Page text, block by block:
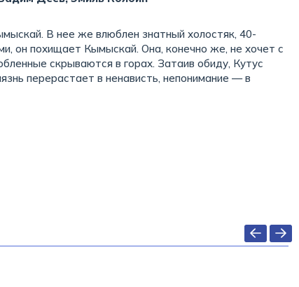
В нее же влюблен знатный холостяк, 40-
он похищает Кымыскай. Она, конечно же, не хочет с
скрываются в горах. Затаив обиду, Кутус
перерастает в ненависть, непонимание — в